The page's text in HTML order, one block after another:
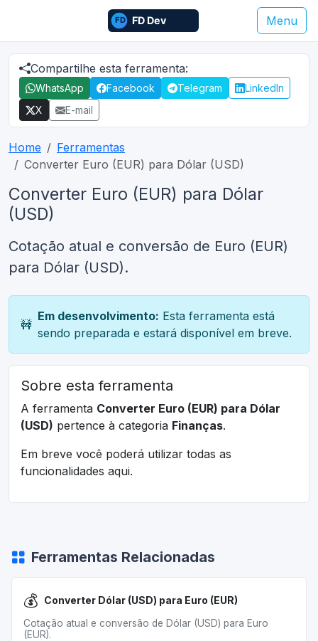
Menu
Compartilhe esta ferramenta:
WhatsApp Facebook Telegram
LinkedIn
X
E-mail
Home
Ferramentas
Converter Euro (EUR) para Dólar (USD)
Converter Euro (EUR) para Dólar
(USD)
Cotação atual e conversão de Euro (EUR)
para Dólar (USD).
🚧
Em desenvolvimento: Esta ferramenta está
sendo preparada e estará disponível em breve.
Sobre esta ferramenta
A ferramenta Converter Euro (EUR) para Dólar
(USD) pertence à categoria Finanças.
Em breve você poderá utilizar todas as
funcionalidades aqui.
Ferramentas Relacionadas
💰 Converter Dólar (USD) para Euro (EUR)
Cotação atual e conversão de Dólar (USD) para Euro
(EUR).